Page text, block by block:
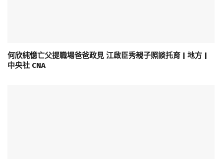
何欣純憶亡父提職場爸爸政見 江啟臣秀親子照談托育 | 地方 |
中央社 CNA